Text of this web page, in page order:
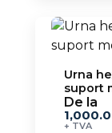
Urna
suport
De la
+ TVA